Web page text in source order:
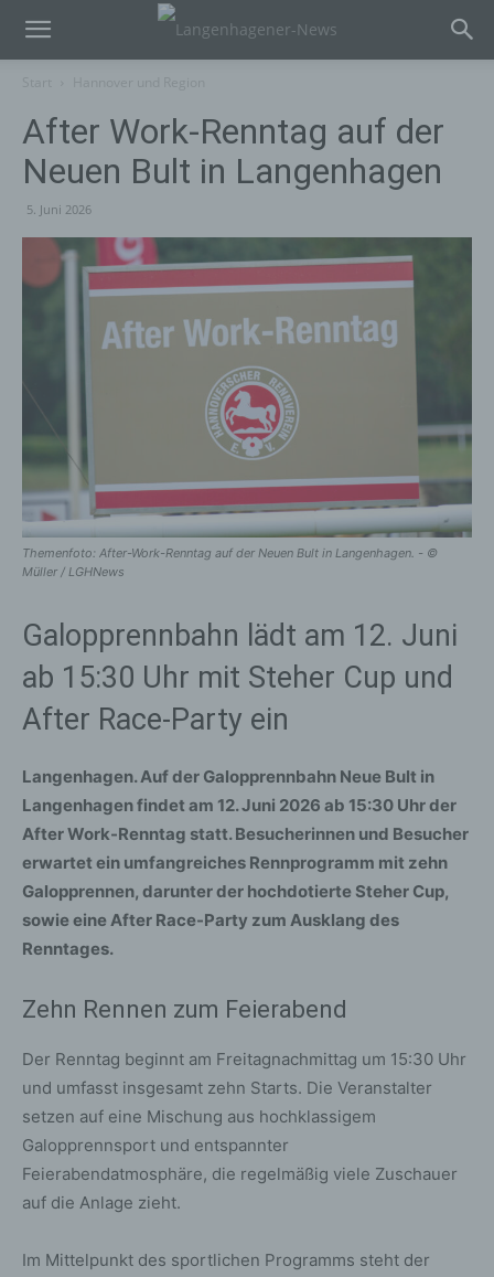
After Work-Renntag auf der
Neuen Bult in Langenhagen
5. Juni 2026
Themenfoto: After-Work-Renntag auf der Neuen Bult in Langenhagen. - ©
Müller / LGHNews
Galopprennbahn lädt am 12. Juni
ab 15:30 Uhr mit Steher Cup und
After Race-Party ein
Langenhagen. Auf der Galopprennbahn Neue Bult in
Langenhagen findet am 12. Juni 2026 ab 15:30 Uhr der
After Work-Renntag statt. Besucherinnen und Besucher
erwartet ein umfangreiches Rennprogramm mit zehn
Galopprennen, darunter der hochdotierte Steher Cup,
sowie eine After Race-Party zum Ausklang des
Renntages.
Zehn Rennen zum Feierabend
Der Renntag beginnt am Freitagnachmittag um 15:30 Uhr
und umfasst insgesamt zehn Starts. Die Veranstalter
setzen auf eine Mischung aus hochklassigem
Galopprennsport und entspannter
Feierabendatmosphäre, die regelmäßig viele Zuschauer
auf die Anlage zieht.
Im Mittelpunkt des sportlichen Programms steht der